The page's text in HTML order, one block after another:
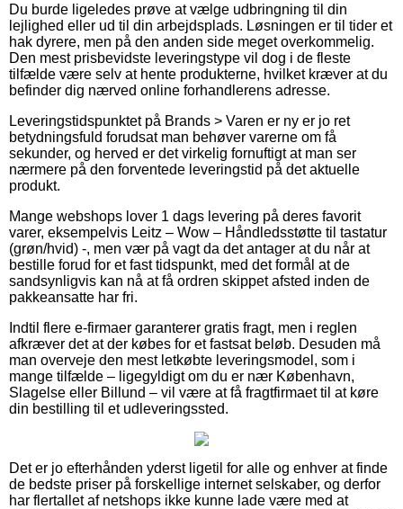
Du burde ligeledes prøve at vælge udbringning til din
lejlighed eller ud til din arbejdsplads. Løsningen er til tider et
hak dyrere, men på den anden side meget overkommelig.
Den mest prisbevidste leveringstype vil dog i de fleste
tilfælde være selv at hente produkterne, hvilket kræver at du
befinder dig nærved online forhandlerens adresse.
Leveringstidspunktet på Brands > Varen er ny er jo ret
betydningsfuld forudsat man behøver varerne om få
sekunder, og herved er det virkelig fornuftigt at man ser
nærmere på den forventede leveringstid på det aktuelle
produkt.
Mange webshops lover 1 dags levering på deres favorit
varer, eksempelvis Leitz – Wow – Håndledsstøtte til tastatur
(grøn/hvid) -, men vær på vagt da det antager at du når at
bestille forud for et fast tidspunkt, med det formål at de
sandsynligvis kan nå at få ordren skippet afsted inden de
pakkeansatte har fri.
Indtil flere e-firmaer garanterer gratis fragt, men i reglen
afkræver det at der købes for et fastsat beløb. Desuden må
man overveje den mest letkøbte leveringsmodel, som i
mange tilfælde – ligegyldigt om du er nær København,
Slagelse eller Billund – vil være at få fragtfirmaet til at køre
din bestilling til et udleveringssted.
Det er jo efterhånden yderst ligetil for alle og enhver at finde
de bedste priser på forskellige internet selskaber, og derfor
har flertallet af netshops ikke kunne lade være med at